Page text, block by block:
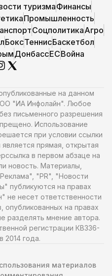
туризмаФинансы
Промышленность
СоцполитикаАгро
БоксТеннисБаскетбол
ДонбассЕСВойна
на данном
"ИА Инфолайн". Любое
письменного разрешения
Использование
при условии ссылки
прямая, открытая
в первом абзаце на
новость. Материалы,
"PR", "Новости
публикуются на правах
несет ответственности
на правах
разделять мнение автора.
регистрации КВ336-
2014 года.
материалов